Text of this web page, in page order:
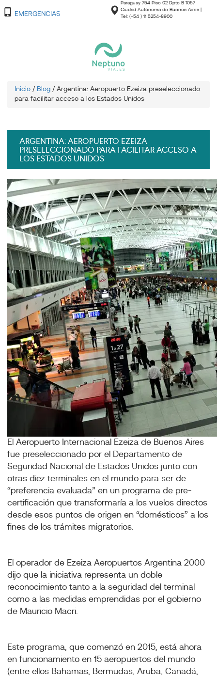
EMERGENCIAS
Paraguay 754 Piso 02 Dpto B 1057
Ciudad Autónoma de Buenos Aires |
Tel: (+54 ) 11 5254-8900
Inicio / Blog / Argentina: Aeropuerto Ezeiza preseleccionado
para facilitar acceso a los Estados Unidos
ARGENTINA: AEROPUERTO EZEIZA
PRESELECCIONADO PARA FACILITAR ACCESO A
LOS ESTADOS UNIDOS
El Aeropuerto Internacional Ezeiza de Buenos Aires
fue preseleccionado por el Departamento de
Seguridad Nacional de Estados Unidos junto con
otras diez terminales en el mundo para ser de
“preferencia evaluada” en un programa de pre-
certificación que transformaría a los vuelos directos
desde esos puntos de origen en “domésticos” a los
fines de los trámites migratorios.
El operador de Ezeiza Aeropuertos Argentina 2000
dijo que la iniciativa representa un doble
reconocimiento tanto a la seguridad del terminal
como a las medidas emprendidas por el gobierno
de Mauricio Macri.
Este programa, que comenzó en 2015, está ahora
en funcionamiento en 15 aeropuertos del mundo
(entre ellos Bahamas, Bermudas, Aruba, Canadá,